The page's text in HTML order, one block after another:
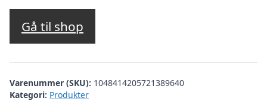
Gå til shop
Varenummer (SKU): 1048414205721389640
Kategori: Produkter